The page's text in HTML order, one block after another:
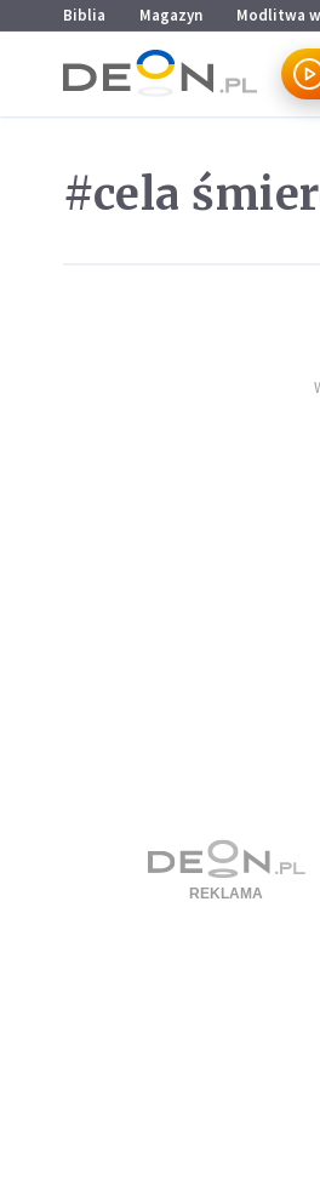
Przejdź do menu głównego
Przejdź do treści
Biblia Magazyn Modlitwa
#cela